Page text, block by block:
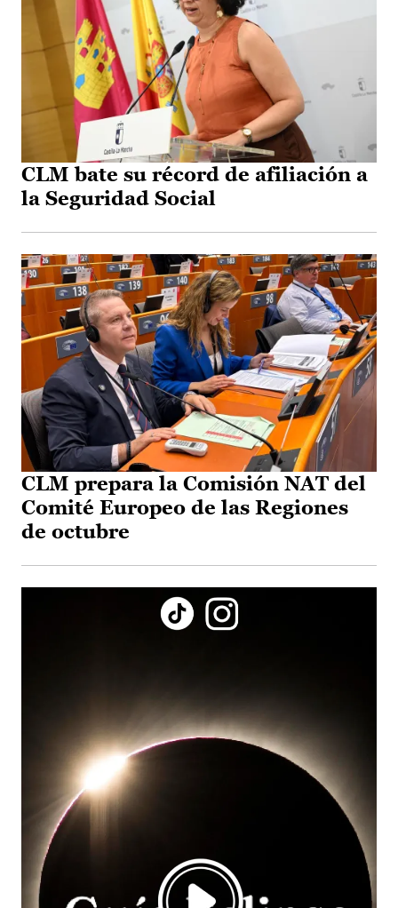
CLM bate su récord de afiliación a
la Seguridad Social
CLM prepara la Comisión NAT del
Comité Europeo de las Regiones
de octubre